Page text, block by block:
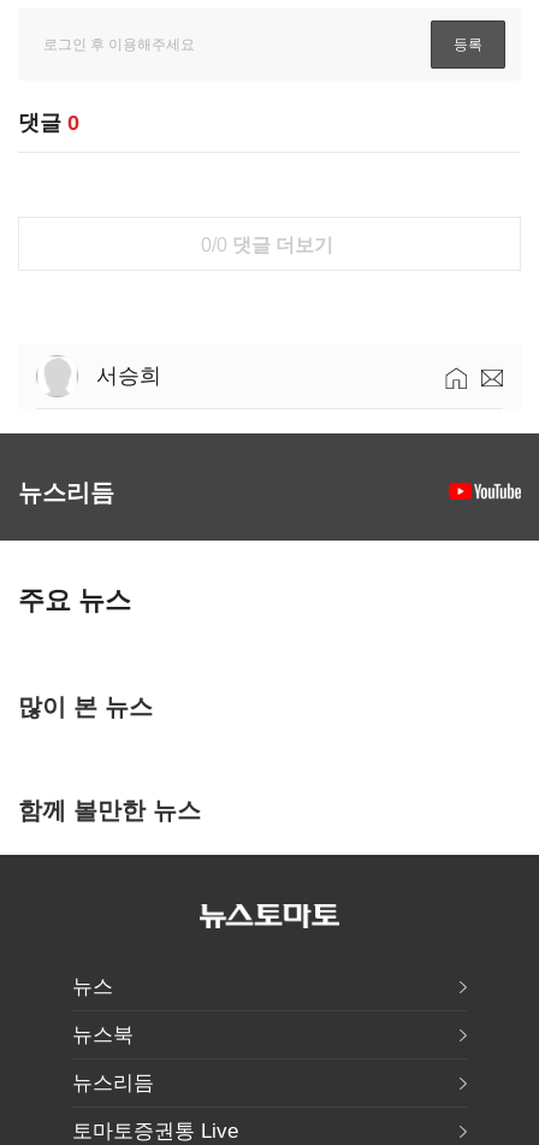
댓글 0
0/0 댓글 더보기
서승희
뉴스리듬
주요 뉴스
많이 본 뉴스
함께 볼만한 뉴스
뉴스
뉴스북
뉴스리듬
토마토증권통 Live